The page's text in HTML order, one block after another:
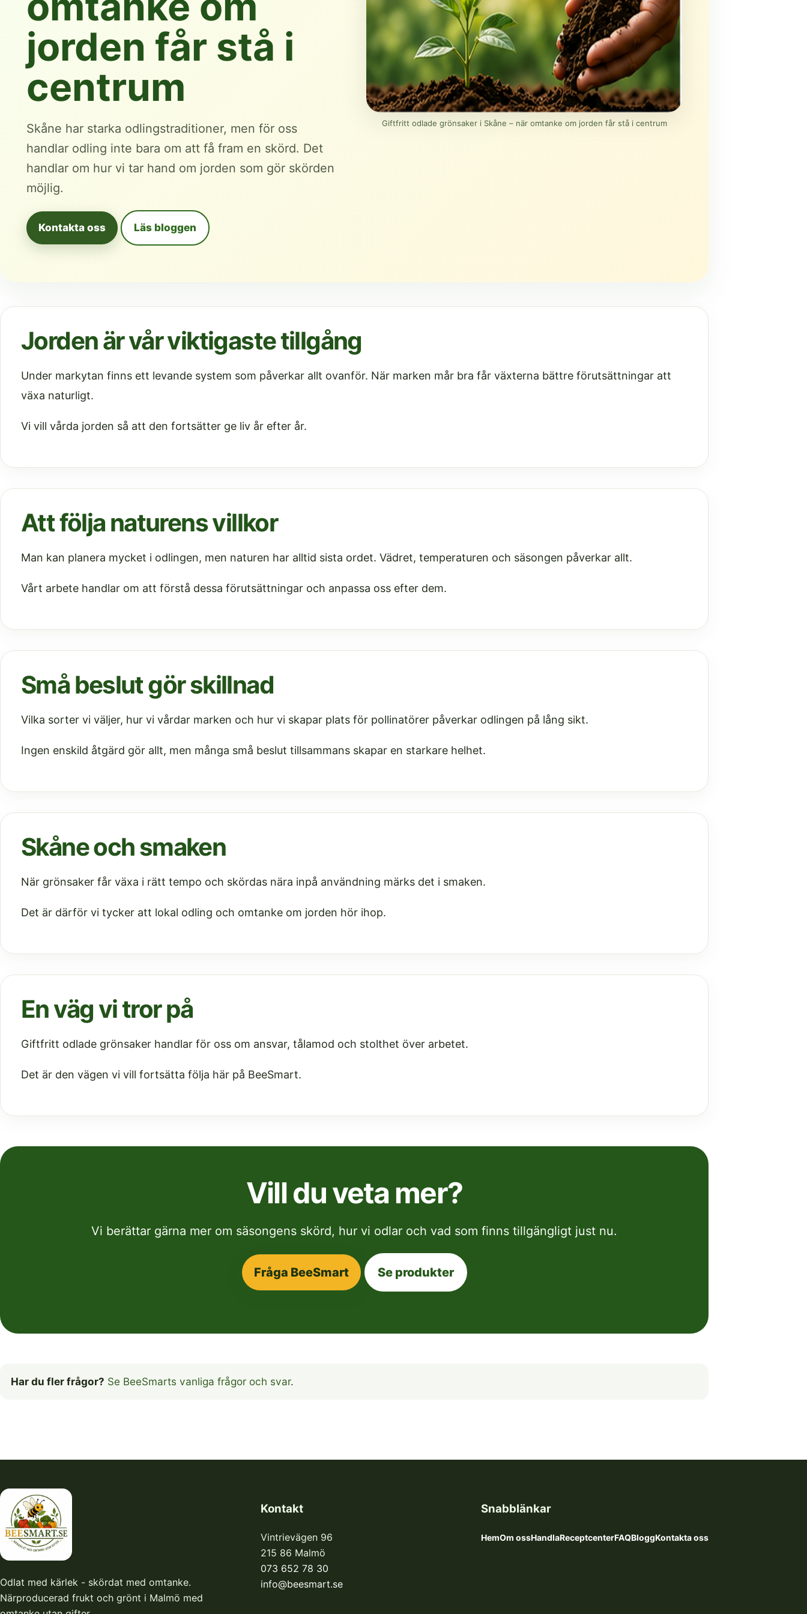
jorden får stå i
centrum
Skåne har starka odlingstraditioner, men för oss
handlar odling inte bara om att få fram en skörd. Det
handlar om hur vi tar hand om jorden som gör skörden
möjlig.
Kontakta oss Läs bloggen
Giftfritt odlade grönsaker i Skåne – när omtanke om jorden får stå i centrum
Jorden är vår viktigaste tillgång
Under markytan finns ett levande system som påverkar allt ovanför. När marken mår bra får växterna bättre förutsättningar att
växa naturligt.
Vi vill vårda jorden så att den fortsätter ge liv år efter år.
Att följa naturens villkor
Man kan planera mycket i odlingen, men naturen har alltid sista ordet. Vädret, temperaturen och säsongen påverkar allt.
Vårt arbete handlar om att förstå dessa förutsättningar och anpassa oss efter dem.
Små beslut gör skillnad
Vilka sorter vi väljer, hur vi vårdar marken och hur vi skapar plats för pollinatörer påverkar odlingen på lång sikt.
Ingen enskild åtgärd gör allt, men många små beslut tillsammans skapar en starkare helhet.
Skåne och smaken
När grönsaker får växa i rätt tempo och skördas nära inpå användning märks det i smaken.
Det är därför vi tycker att lokal odling och omtanke om jorden hör ihop.
En väg vi tror på
Giftfritt odlade grönsaker handlar för oss om ansvar, tålamod och stolthet över arbetet.
Det är den vägen vi vill fortsätta följa här på BeeSmart.
Vill du veta mer?
Vi berättar gärna mer om säsongens skörd, hur vi odlar och vad som finns tillgängligt just nu.
Fråga BeeSmart Se produkter
Har du fler frågor? Se BeeSmarts vanliga frågor och svar.
Odlat med kärlek - skördat med omtanke.
Närproducerad frukt och grönt i Malmö med
Kontakt
Vintrievägen 96
215 86 Malmö
073 652 78 30
info@beesmart.se
Snabblänkar
HemOm ossHandlaReceptcenterFAQBloggKontakta oss